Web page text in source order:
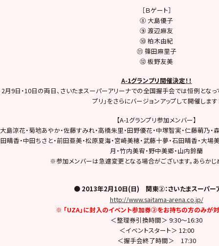
［Ｂゲート］
⑧ 大島優子
⑨ 渡辺麻友
⑩ 柏木由紀
⑪ 篠田麻里子
⑫ 板野友美
A-1グランプリ開催決定！！
2月9日・10日の両日、さいたまスーパーアリーナでの全国握手会では恒例となっ
プリ」をさらにバージョンアップして開催します
【A-1グランプリ参加メンバー】
大島涼花・菊地あやか・佐藤すみれ・高橋朱里・田野優花・中塚智実・仁藤萌乃・
田晴香・中田ちさと・前田亜美・松原夏海・宮崎美穂・武藤十夢・石田晴香・大場
月・竹内美宥・野中美郷・山内鈴蘭
※参加メンバーは急遽変更となる場合がございます。あらかじ
● 2013年2月10日(日) 関東②：さいたまスーパー
http://www.saitama-arena.co.jp/
※ 「UZA」に封入のイベント参加券②をお持ちの方のみが対
＜整理券引換時間＞ 9:30～16:30
＜イベントスタート＞ 12:00
＜握手会終了時間＞ 17:30